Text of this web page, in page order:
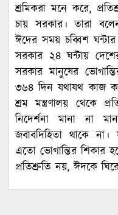
শ্রমিকরা মনে করে,
চায় সরকার। তারা
ঈদের সময় চব্বিশ
সরকার ২৪ ঘন্টায়
সরকার মানুষের
৩৬৪ দিন যথাযথ কাজ
শ্রম মন্ত্রণালয় থেকে
নিদের্শনা মানা না
জবাবদিহিতা থাকে
এতো ভোগান্তির শিকার
প্রতিশ্রুতি নয়, ঈদকে